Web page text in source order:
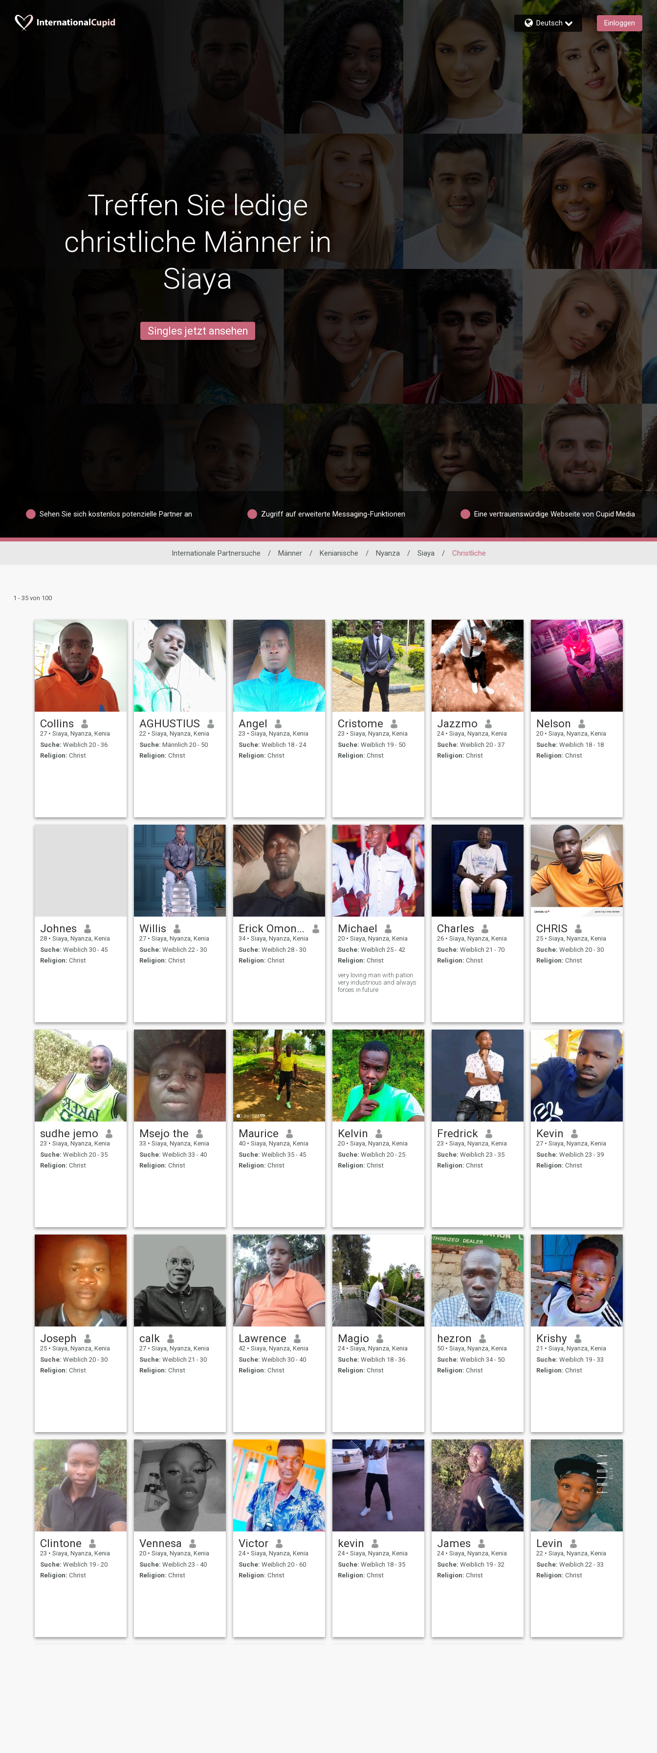
Deutsch Einloggen
Treffen Sie ledige
christliche Männer in
Siaya
Singles jetzt ansehen
Sehen Sie sich kostenlos potenzielle Partner an Zugriff auf erweiterte Messaging-Funktionen Eine vertrauenswürdige Webseite von Cupid Media
Internationale Partnersuche / Männer / Kenianische / Nyanza / Siaya / Christliche
1 - 35 von 100
Collins
27 • Siaya, Nyanza, Kenia
Suche: Weiblich 20 - 36
Religion: Christ
AGHUSTIUS
22 • Siaya, Nyanza, Kenia
Suche: Männlich 20 - 50
Religion: Christ
Angel
23 • Siaya, Nyanza, Kenia
Suche: Weiblich 18 - 24
Religion: Christ
Cristome
23 • Siaya, Nyanza, Kenia
Suche: Weiblich 19 - 50
Religion: Christ
Jazzmo
24 • Siaya, Nyanza, Kenia
Suche: Weiblich 20 - 37
Religion: Christ
Nelson
20 • Siaya, Nyanza, Kenia
Suche: Weiblich 18 - 18
Religion: Christ
Johnes
28 • Siaya, Nyanza, Kenia
Suche: Weiblich 30 - 45
Religion: Christ
Willis
27 • Siaya, Nyanza, Kenia
Suche: Weiblich 22 - 30
Religion: Christ
Erick Omondi
34 • Siaya, Nyanza, Kenia
Suche: Weiblich 28 - 30
Religion: Christ
Michael
20 • Siaya, Nyanza, Kenia
Suche: Weiblich 25 - 42
Religion: Christ
very loving man with pation
very industrious and always
forces in future
Charles
26 • Siaya, Nyanza, Kenia
Suche: Weiblich 21 - 70
Religion: Christ
CHRIS
25 • Siaya, Nyanza, Kenia
Suche: Weiblich 20 - 30
Religion: Christ
sudhe jemo
23 • Siaya, Nyanza, Kenia
Suche: Weiblich 20 - 35
Religion: Christ
Msejo the
33 • Siaya, Nyanza, Kenia
Suche: Weiblich 33 - 40
Religion: Christ
Maurice
40 • Siaya, Nyanza, Kenia
Suche: Weiblich 35 - 45
Religion: Christ
Kelvin
20 • Siaya, Nyanza, Kenia
Suche: Weiblich 20 - 25
Religion: Christ
Fredrick
23 • Siaya, Nyanza, Kenia
Suche: Weiblich 23 - 35
Religion: Christ
Kevin
27 • Siaya, Nyanza, Kenia
Suche: Weiblich 23 - 39
Religion: Christ
Joseph
25 • Siaya, Nyanza, Kenia
Suche: Weiblich 20 - 30
Religion: Christ
calk
27 • Siaya, Nyanza, Kenia
Suche: Weiblich 21 - 30
Religion: Christ
Lawrence
42 • Siaya, Nyanza, Kenia
Suche: Weiblich 30 - 40
Religion: Christ
Magio
24 • Siaya, Nyanza, Kenia
Suche: Weiblich 18 - 36
Religion: Christ
hezron
50 • Siaya, Nyanza, Kenia
Suche: Weiblich 34 - 50
Religion: Christ
Krishy
21 • Siaya, Nyanza, Kenia
Suche: Weiblich 19 - 33
Religion: Christ
Clintone
23 • Siaya, Nyanza, Kenia
Suche: Weiblich 19 - 20
Religion: Christ
Vennesa
20 • Siaya, Nyanza, Kenia
Suche: Weiblich 23 - 40
Religion: Christ
Victor
24 • Siaya, Nyanza, Kenia
Suche: Weiblich 20 - 60
Religion: Christ
kevin
24 • Siaya, Nyanza, Kenia
Suche: Weiblich 18 - 35
Religion: Christ
James
24 • Siaya, Nyanza, Kenia
Suche: Weiblich 19 - 32
Religion: Christ
Levin
22 • Siaya, Nyanza, Kenia
Suche: Weiblich 22 - 33
Religion: Christ